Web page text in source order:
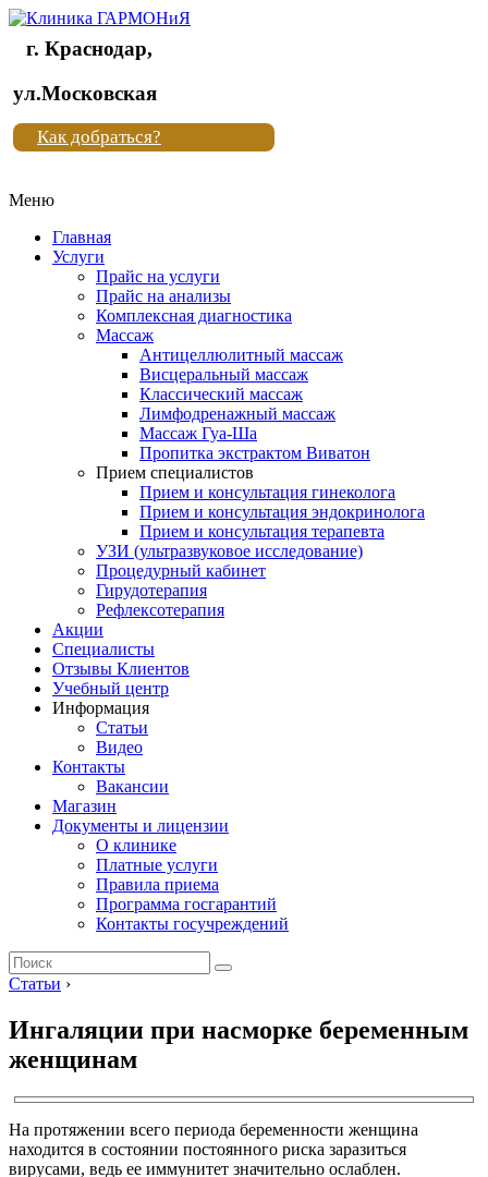
Клиника
"Новая
жизнь"
Клиника
жизнь"
г. Краснодар,
ул.Московская
Как добраться?
Меню
Главная
Услуги
Прайс на услуги
Прайс на анализы
Комплексная диагностика
Массаж
Антицеллюлитный массаж
Висцеральный массаж
Классический массаж
Лимфодренажный массаж
Массаж Гуа-Ша
Пропитка экстрактом Виватон
Прием специалистов
Прием и консультация гинеколога
Прием и консультация эндокринолога
Прием и консультация терапевта
УЗИ (ультразвуковое исследование)
Процедурный кабинет
Гирудотерапия
Рефлексотерапия
Акции
Специалисты
Отзывы Клиентов
Учебный центр
Информация
Статьи
Видео
Контакты
Вакансии
Магазин
Документы и лицензии
О клинике
Платные услуги
Правила приема
Программа госгарантий
Контакты госучреждений
Статьи ›
Ингаляции при насморке беременным
женщинам
На протяжении всего периода беременности женщина
находится в состоянии постоянного риска заразиться
вирусами, ведь ее иммунитет значительно ослаблен.